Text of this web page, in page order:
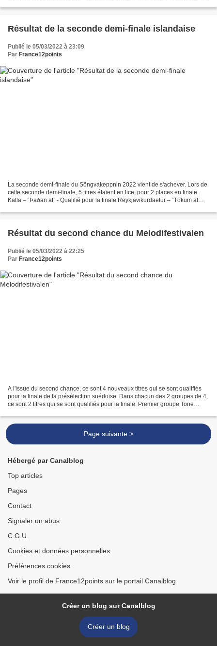
Résultat de la seconde demi-finale islandaise
Publié le 05/03/2022 à 23:09
Par France12points
La seconde demi-finale du Söngvakeppnin 2022 vient de s'achever. Lors de
cette seconde demi-finale, 5 titres étaient en lice, pour 2 places en finale.
Katla – “Þaðan af” - Qualifié pour la finale Reykjavikurdaetur – “Tökum af
Résultat du second chance du Melodifestivalen
Publié le 05/03/2022 à 22:25
Par France12points
A l'issue du second chance, ce sont 4 nouveaux titres qui se sont qualifiés
pour la finale de la présélection suédoise. Dans chacun des 2 groupes de 4,
ce sont 2 titres qui se sont qualifiés pour la finale. Premier groupe Tone
Page suivante >
Hébergé par Canalblog
Top articles
Pages
Contact
Signaler un abus
C.G.U.
Cookies et données personnelles
Préférences cookies
Voir le profil de France12points sur le portail Canalblog
Créer un blog sur Canalblog
Créer un blog